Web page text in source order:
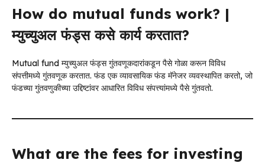
How do mutual funds work? |
म्युच्युअल फंड्स कसे कार्य करतात?
Mutual fund म्युच्युअल फंड्स गुंतवणूकदारांकडून पैसे गोळा करून विविध
संपत्तीमध्ये गुंतवणूक करतात. फंड एक व्यावसायिक फंड मॅनेजर व्यवस्थापित करतो, जो
फंडच्या गुंतवणुकीच्या उद्दिष्टांवर आधारित विविध संपत्त्यांमध्ये पैसे गुंतवतो.
What are the fees for investing